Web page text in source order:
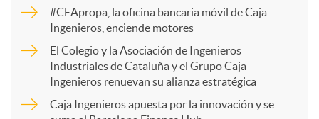
r
#CEApropa, la oficina bancaria móvil de Caja
Ingenieros, enciende motores
El Colegio y la Asociación de Ingenieros
Industriales de Cataluña y el Grupo Caja
Ingenieros renuevan su alianza estratégica
Caja Ingenieros apuesta por la innovación y se